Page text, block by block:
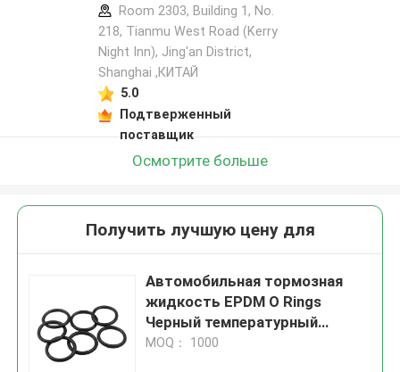
Room 2303, Building 1, No.
218, Tianmu West Road (Kerry
Night Inn), Jing'an District,
Shanghai ,КИТАЙ
5.0
Подтверженный
поставщик
Осмотрите больше
Получить лучшую цену для
Автомобильная тормозная
жидкость EPDM O Rings
Черный температурный
диапазон минус 50 до 250
MOQ： 1000